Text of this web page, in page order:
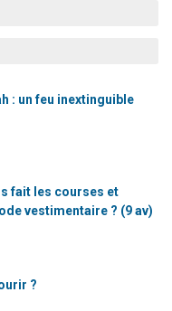
dans Torah-Box Music
: un feu inextinguible
fait les courses et
vestimentaire ? (9 av)
?